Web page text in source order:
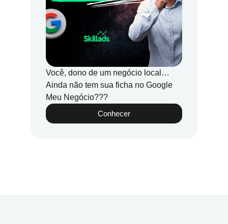
Você, dono de um negócio local…
Ainda não tem sua ficha no Google
Meu Negócio???
Conhecer